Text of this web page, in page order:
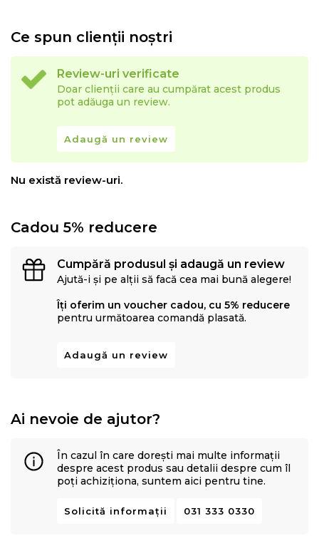
Dimensiuni interioare sertar mare: 75x50x30 cm
Dimensiuni interioare sertare noptiere: 29x32.5x12.5 cm
Dimensiuni compartimente: 30.5x35x14.5 cm
Va rugam sa retineti ca culorile articolelor afisate in
imaginile online pot diferi de culorile originale de pe
caracterul individual al fiecarei piese de mobilier din
lemn masiv. Fiind un produs natural, suprafata se poate
modifica.
hidrofug si usor de intretinut. Stergeti-l pur si simplu cu
Se livreaza demontat pentru asamblare proprie. Sunt
Obiectele decorative nu sunt incluse. Salteaua nu este
Ce spun clienții noștri
Review-uri verificate
Doar clienții care au cumpărat acest produs
pot adăuga un review.
Adaugă un review
Nu există review-uri.
Cadou 5% reducere
Cumpără produsul și adaugă un review
Ajută-i și pe alții să facă cea mai bună alegere!
Îți oferim un voucher cadou, cu 5% reducere
pentru următoarea comandă plasată.
Adaugă un review
Ai nevoie de ajutor?
În cazul în care dorești mai multe informații
despre acest produs sau detalii despre cum îl
poți achiziționa, suntem aici pentru tine.
Solicită informații 031 333 0330